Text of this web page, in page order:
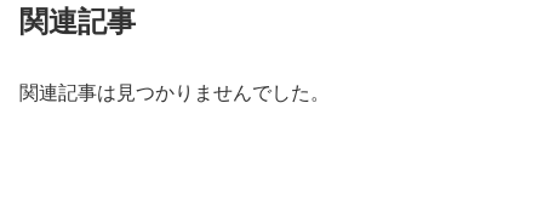
関連記事
関連記事は見つかりませんでした。